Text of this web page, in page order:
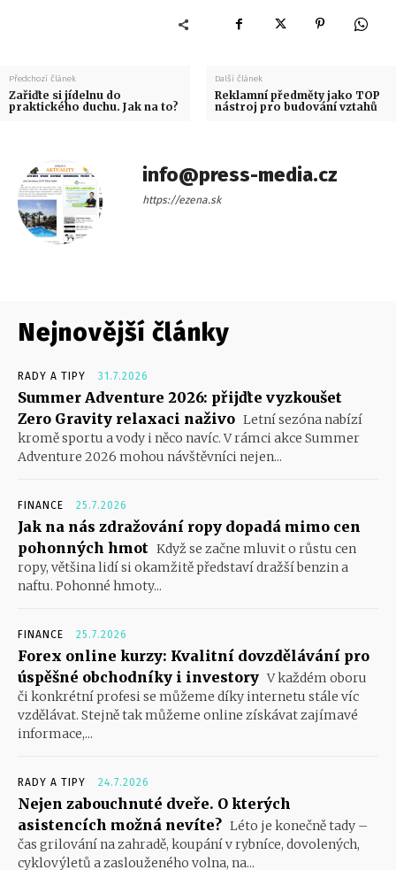
Předchozí článek
Zařiďte si jídelnu do
praktického duchu. Jak na to?
Další článek
Reklamní předměty jako TOP
nástroj pro budování vztahů
info@press-media.cz
https://ezena.sk
Nejnovější články
RADY A TIPY 31.7.2026
Summer Adventure 2026: přijďte vyzkoušet
Zero Gravity relaxaci naživo Letní sezóna nabízí
kromě sportu a vody i něco navíc. V rámci akce Summer
Adventure 2026 mohou návštěvníci nejen...
FINANCE 25.7.2026
Jak na nás zdražování ropy dopadá mimo cen
pohonných hmot Když se začne mluvit o růstu cen
ropy, většina lidí si okamžitě představí dražší benzin a
naftu. Pohonné hmoty...
FINANCE 25.7.2026
Forex online kurzy: Kvalitní dovzdělávání pro
úspěšné obchodníky i investory V každém oboru
či konkrétní profesi se můžeme díky internetu stále víc
vzdělávat. Stejně tak můžeme online získávat zajímavé
informace,...
RADY A TIPY 24.7.2026
Nejen zabouchnuté dveře. O kterých
asistencích možná nevíte? Léto je konečně tady –
čas grilování na zahradě, koupání v rybníce, dovolených,
cyklovýletů a zaslouženého volna, na...